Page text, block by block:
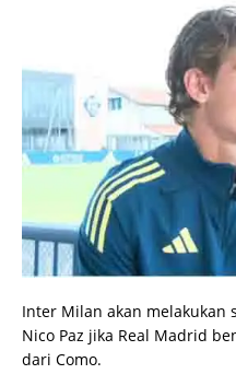
Inter Milan akan melakukan
Nico Paz jika Real Madrid
dari Como.